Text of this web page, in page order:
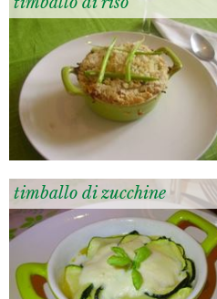
timballo di zucchine